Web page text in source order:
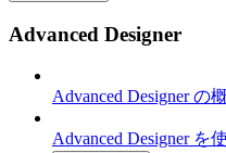
Advanced Designer
Advanced Designer の
Advanced Designer を